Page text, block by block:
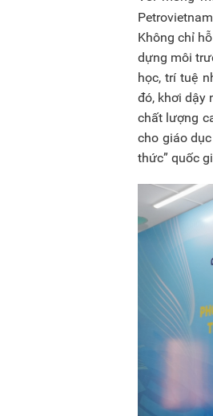
Không chỉ
dựng môi
học, trí tuệ
đó, khơi dậy
chất lượng
cho giáo
thức” quốc